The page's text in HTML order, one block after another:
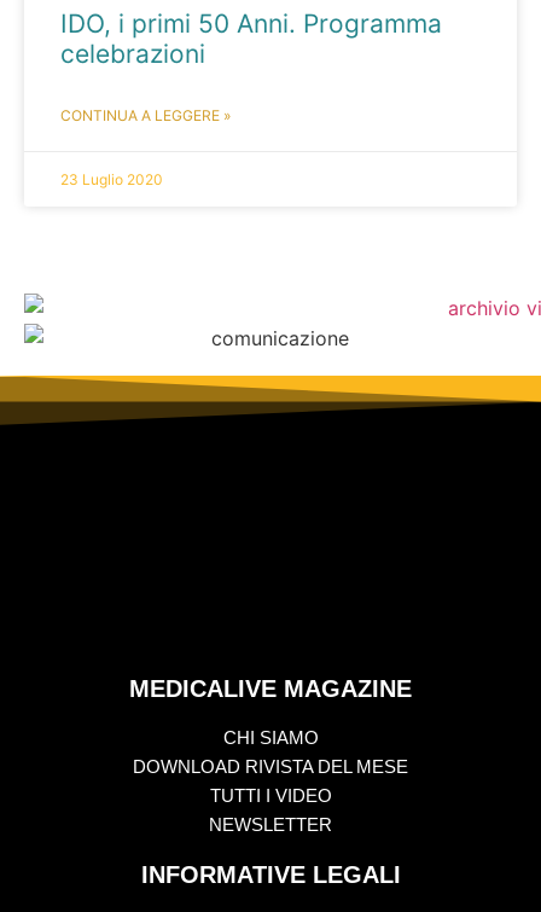
IDO, i primi 50 Anni. Programma
celebrazioni
CONTINUA A LEGGERE »
23 Luglio 2020
MEDICALIVE MAGAZINE
CHI SIAMO
DOWNLOAD RIVISTA DEL MESE
TUTTI I VIDEO
NEWSLETTER
INFORMATIVE LEGALI